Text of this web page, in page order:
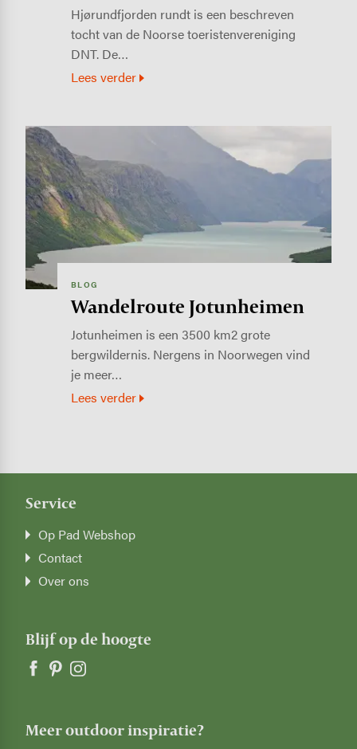
Hjørundfjorden rundt is een beschreven
tocht van de Noorse toeristenvereniging
DNT. De…
Lees verder
Image
BLOG
Wandelroute Jotunheimen
Jotunheimen is een 3500 km2 grote
bergwildernis. Nergens in Noorwegen vind
je meer…
Lees verder
Service
Op Pad Webshop
Contact
Over ons
Blijf op de hoogte
Meer outdoor inspiratie?